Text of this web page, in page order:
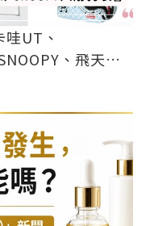
UT、
、飛天小